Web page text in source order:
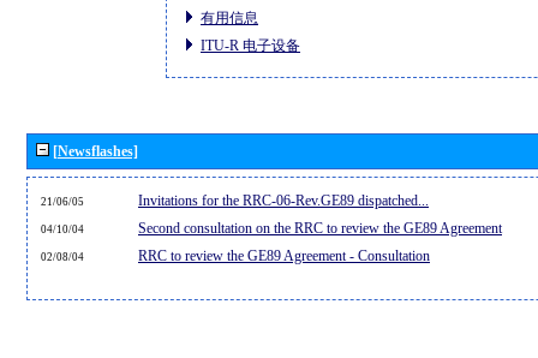
有用信息
ITU-R 电子设备
[Newsflashes]
21/06/05 Invitations for the RRC-06-Rev.GE89 dispatched...
04/10/04 Second consultation on the RRC to review the GE89 Agreement
02/08/04 RRC to review the GE89 Agreement - Consultation